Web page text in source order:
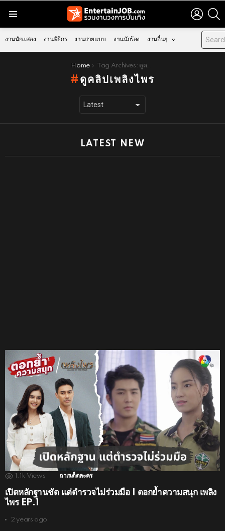
LOGIN
งานนักแสดง งานพิธีกร งานถ่ายแบบ งานนักร้อง งานอื่นๆ
Home Tag Archives: ดูคลิปเพลิงไพร
ดูคลิปเพลิงไพร
LATEST NEW
1.1k Views ฉากเด็ดละคร
เปิดหลักฐานชัด แต่ตำรวจไม่ร่วมมือ | ตอกย้ำความสนุก เพลิง
ไพร EP.1
2 years ago